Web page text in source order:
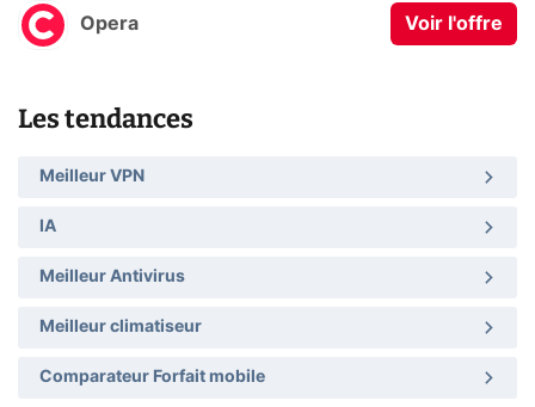
Opera Voir l'offre
Les tendances
Meilleur VPN
IA
Meilleur Antivirus
Meilleur climatiseur
Comparateur Forfait mobile